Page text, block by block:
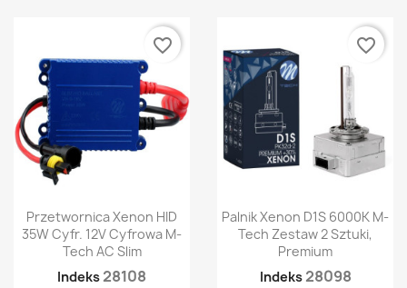
Przetwornica Xenon HID
35W Cyfr. 12V Cyfrowa M-
Tech AC Slim
Indeks 28108
favorite_border
Palnik Xenon D1S 6000K M-
Tech Zestaw 2 Sztuki,
Premium
Indeks 28098
favorite_border